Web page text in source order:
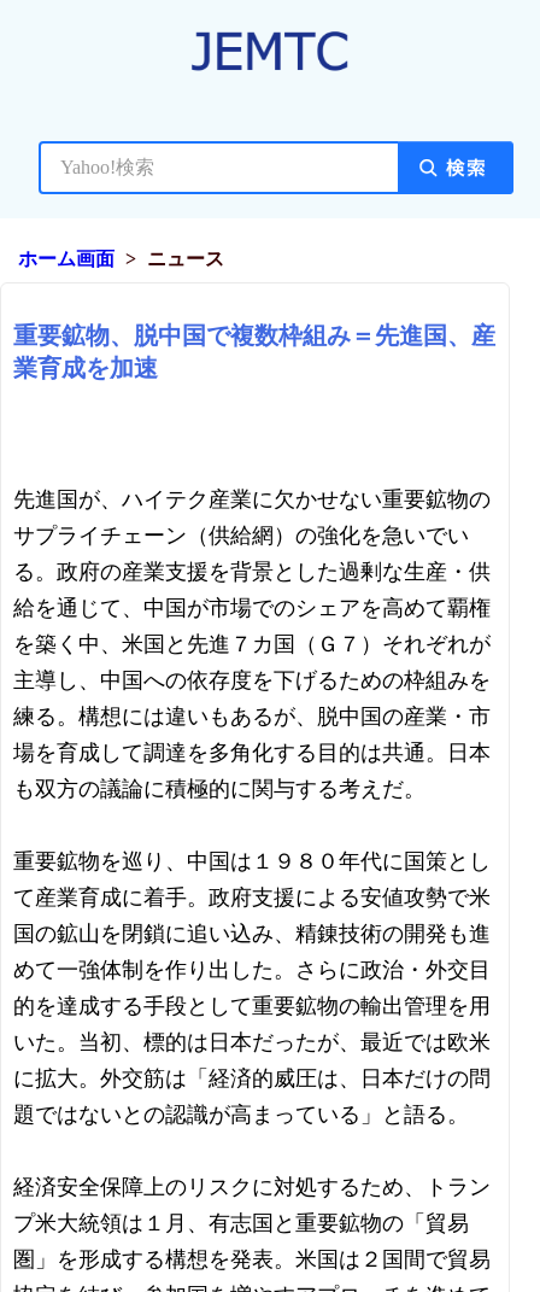
ホーム画面 ニュース
重要鉱物、脱中国で複数枠組み＝先進国、産
業育成を加速
先進国が、ハイテク産業に欠かせない重要鉱物の
サプライチェーン（供給網）の強化を急いでい
る。政府の産業支援を背景とした過剰な生産・供
給を通じて、中国が市場でのシェアを高めて覇権
を築く中、米国と先進７カ国（Ｇ７）それぞれが
主導し、中国への依存度を下げるための枠組みを
練る。構想には違いもあるが、脱中国の産業・市
場を育成して調達を多角化する目的は共通。日本
も双方の議論に積極的に関与する考えだ。
重要鉱物を巡り、中国は１９８０年代に国策とし
て産業育成に着手。政府支援による安値攻勢で米
国の鉱山を閉鎖に追い込み、精錬技術の開発も進
めて一強体制を作り出した。さらに政治・外交目
的を達成する手段として重要鉱物の輸出管理を用
いた。当初、標的は日本だったが、最近では欧米
に拡大。外交筋は「経済的威圧は、日本だけの問
題ではないとの認識が高まっている」と語る。
経済安全保障上のリスクに対処するため、トラン
プ米大統領は１月、有志国と重要鉱物の「貿易
圏」を形成する構想を発表。米国は２国間で貿易